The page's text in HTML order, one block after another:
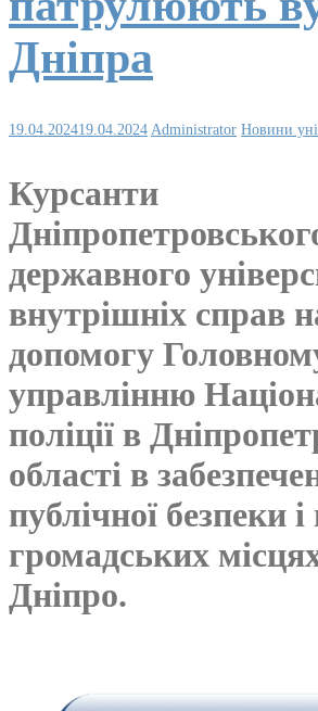
Дніпра
19.04.202419.04.2024 Administrator Новини
Курсанти
державного
внутрішніх справ
допомогу
управлінню
поліції в
області в
публічної безпеки
громадських
Дніпро.